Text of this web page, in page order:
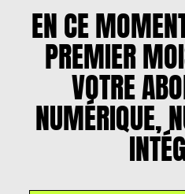
EN CE
PREMIER
VOTRE
NUMÉRIQUE,